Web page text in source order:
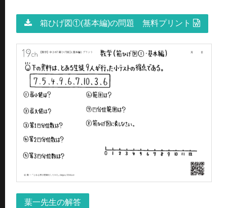
箱ひげ図①(基本編)の問題 無料プリント
葉一先生の解答